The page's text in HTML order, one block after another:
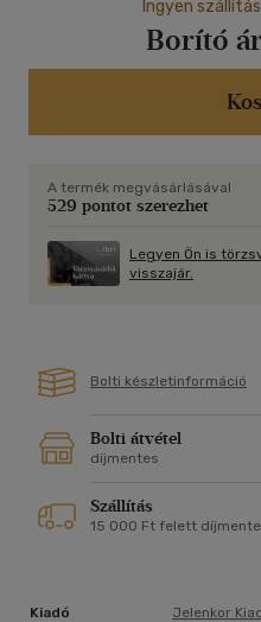
szomorú rocksztár - csak
családregényből. Emberek,
szenvedélyeik éppannyira
vágyuk. Történeteik úton-
össze nem áll egy kivételes,
Ingyen
Borító
A termék megvásárlásával
529 pontot szerezhet
Legyen Ön is
visszajár.
Bolti készletinformáció
Bolti átvétel
díjmentes
Szállítás
15 000 Ft felett
Kiadó Jelenkor